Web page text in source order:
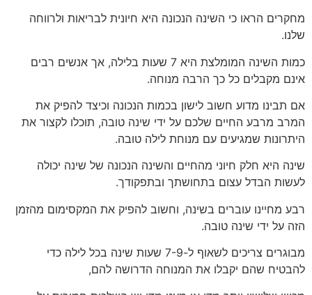
מחקרים הראו כי השינה הנכונה היא חיונית לבריאות ולרווחה
שלנו.
כמות השינה המומלצת היא 7 שעות בלילה, אך אנשים רבים
אינם מקבלים כל כך הרבה מנוחה.
אם תבינו מדוע חשוב לישון בכמות הנכונה וכיצד להפיק את
המרב מרבע החיים שלכם על ידי שינה טובה, תוכלו לקצור את
היתרונות שמגיעים עם מנוחת לילה טובה.
שינה היא חלק חיוני מהחיים והשינה הנכונה של שינה יכולה
לעשות הבדל עצום בתחושתך ובתפקודך.
רבע מחיינו עוברים בשינה, וחשוב להפיק את המקסימום מהזמן
הזה על ידי שינה טובה.
מבוגרים צריכים לשאוף ל-7-9 שעות שינה בכל לילה כדי
להבטיח שהם יקבלו את המנוחה הדרושה להם,